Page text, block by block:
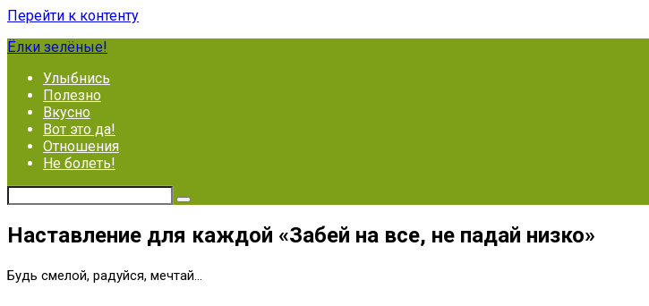
Перейти к контенту
Ёлки зелёные!
Улыбнись
Полезно
Вкусно
Вот это да!
Отношения
Не болеть!
Наставление для каждой «Забей на все, не падай низко»
Будь смелой, радуйся, мечтай…